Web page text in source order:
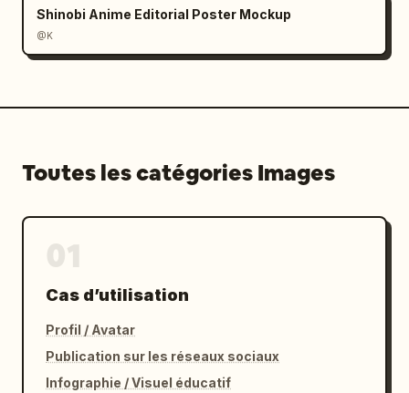
Shinobi Anime Editorial Poster Mockup
@K
Toutes les catégories Images
Cas d’utilisation
Profil / Avatar
Publication sur les réseaux sociaux
Infographie / Visuel éducatif